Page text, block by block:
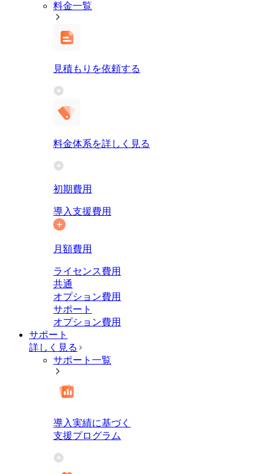
料金一覧
見積もりを依頼する
料金体系を詳しく見る
初期費用
導入支援費用
月額費用
ライセンス費用
共通
オプション費用
サポート
オプション費用
サポート
詳しく見る
サポート一覧
導入実績に基づく
支援プログラム